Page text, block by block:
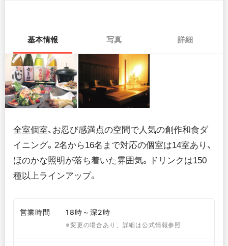
基本情報 写真 詳細
全室個室、お忍び感満点の空間で人気の創作和食ダ
イニング。2名から16名まで対応の個室は14室あり、
ほのかな照明が落ち着いた雰囲気。ドリンクは150
種以上ラインアップ。
営業時間 18時～深2時
※変更の場合あり、詳細は公式情報参照